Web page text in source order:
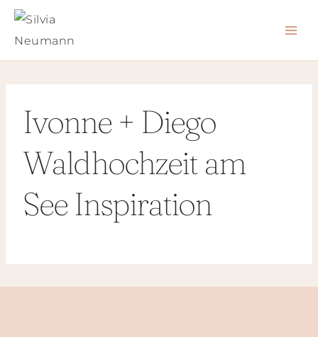
Zum
Ivonne + Diego
Waldhochzeit am
See Inspiration